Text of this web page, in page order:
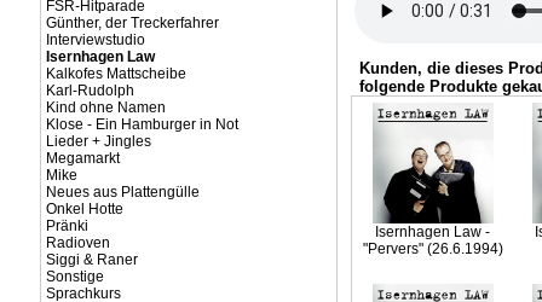
FSR-Hitparade
Günther, der Treckerfahrer
Interviewstudio
Isernhagen Law
Kalkofes Mattscheibe
Karl-Rudolph
Kind ohne Namen
Klose - Ein Hamburger in Not
Lieder + Jingles
Megamarkt
Mike
Neues aus Plattengülle
Onkel Hotte
Pränki
Radioven
Siggi & Raner
Sonstige
Sprachkurs
Kunden, die dieses
folgende Produkte
Isernhagen Law -
"Pervers" (26.6.1994)